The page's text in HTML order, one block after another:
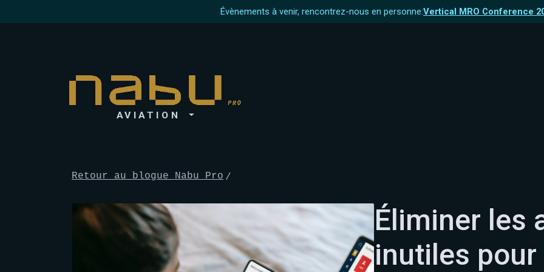
Évènements à venir, rencontrez-nous en personne:Vertical MRO Conference
AVIATION
Retour au blogue Nabu Pro
Éliminer les
inutiles